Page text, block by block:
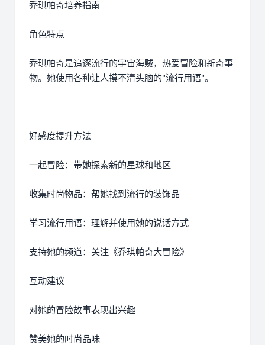
乔琪帕奇培养指南
角色特点
乔琪帕奇是追逐流行的宇宙海贼，热爱冒险和新奇事
物。她使用各种让人摸不清头脑的"流行用语"。
好感度提升方法
一起冒险：带她探索新的星球和地区
收集时尚物品：帮她找到流行的装饰品
学习流行用语：理解并使用她的说话方式
支持她的频道：关注《乔琪帕奇大冒险》
互动建议
对她的冒险故事表现出兴趣
赞美她的时尚品味